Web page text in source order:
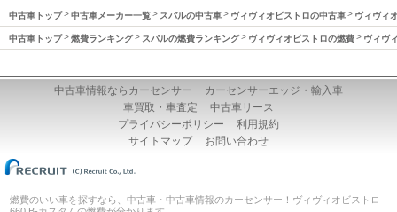
中古車トップ 中古車メーカー一覧 スバルの中古車 ヴィヴィオビストロの中古車 ヴィヴィ
中古車トップ 燃費ランキング スバルの燃費ランキング ヴィヴィオビストロの燃費 ヴィヴ
中古車情報ならカーセンサー
カーセンサーエッジ・輸入車
車買取・車査定
中古車リース
プライバシーポリシー
利用規約
サイトマップ
お問い合わせ
燃費のいい車を探すなら、中古車・中古車情報のカーセンサー！ヴィヴィオビストロ